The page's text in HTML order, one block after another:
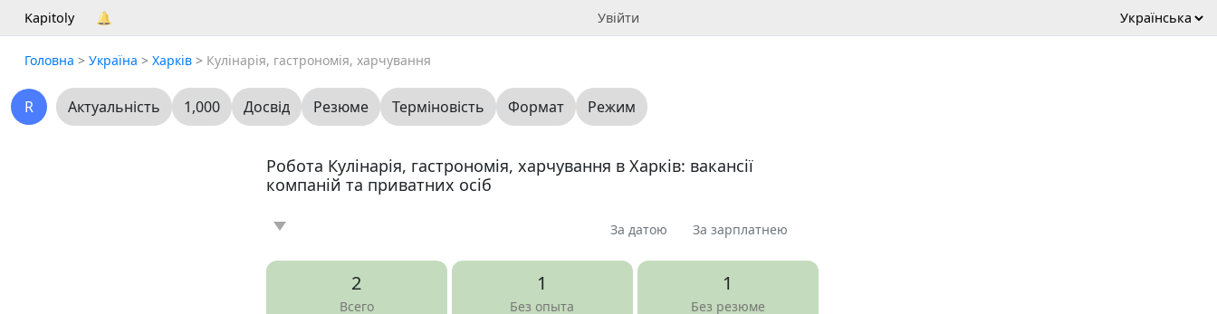
Kapitoly 🔔 Увійти
Головна > Україна > Харків > Кулінарія, гастрономія, харчування
R Актуальність 1,000 Досвід Резюме Терміновість Формат Режим
Робота Кулінарія, гастрономія, харчування в Харків: вакансії
компаній та приватних осіб
Новина Стаття Пропоную Шукаю Запитання
За датою За зарплатнею
2
Всего
1
Без опыта
1
Без резюме